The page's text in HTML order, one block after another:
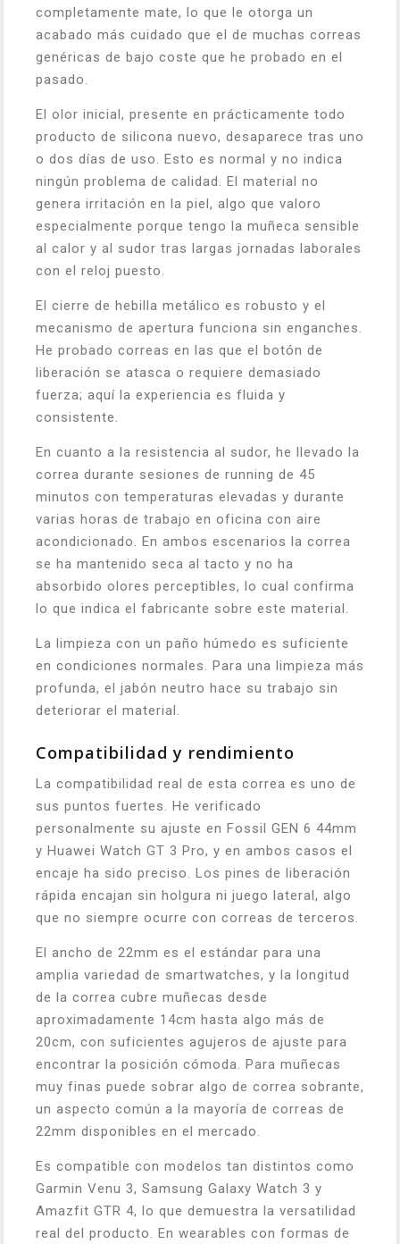
completamente mate, lo que le otorga un
acabado más cuidado que el de muchas correas
genéricas de bajo coste que he probado en el
pasado.
El olor inicial, presente en prácticamente todo
producto de silicona nuevo, desaparece tras uno
o dos días de uso. Esto es normal y no indica
ningún problema de calidad. El material no
genera irritación en la piel, algo que valoro
especialmente porque tengo la muñeca sensible
al calor y al sudor tras largas jornadas laborales
con el reloj puesto.
El cierre de hebilla metálico es robusto y el
mecanismo de apertura funciona sin enganches.
He probado correas en las que el botón de
liberación se atasca o requiere demasiado
fuerza; aquí la experiencia es fluida y
consistente.
En cuanto a la resistencia al sudor, he llevado la
correa durante sesiones de running de 45
minutos con temperaturas elevadas y durante
varias horas de trabajo en oficina con aire
acondicionado. En ambos escenarios la correa
se ha mantenido seca al tacto y no ha
absorbido olores perceptibles, lo cual confirma
lo que indica el fabricante sobre este material.
La limpieza con un paño húmedo es suficiente
en condiciones normales. Para una limpieza más
profunda, el jabón neutro hace su trabajo sin
deteriorar el material.
Compatibilidad y rendimiento
La compatibilidad real de esta correa es uno de
sus puntos fuertes. He verificado
personalmente su ajuste en Fossil GEN 6 44mm
y Huawei Watch GT 3 Pro, y en ambos casos el
encaje ha sido preciso. Los pines de liberación
rápida encajan sin holgura ni juego lateral, algo
que no siempre ocurre con correas de terceros.
El ancho de 22mm es el estándar para una
amplia variedad de smartwatches, y la longitud
de la correa cubre muñecas desde
aproximadamente 14cm hasta algo más de
20cm, con suficientes agujeros de ajuste para
encontrar la posición cómoda. Para muñecas
muy finas puede sobrar algo de correa sobrante,
un aspecto común a la mayoría de correas de
22mm disponibles en el mercado.
Es compatible con modelos tan distintos como
Garmin Venu 3, Samsung Galaxy Watch 3 y
Amazfit GTR 4, lo que demuestra la versatilidad
real del producto. En wearables con formas de